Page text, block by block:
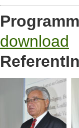
download